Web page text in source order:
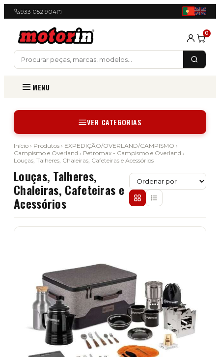
933 052 904(*)
0
MENU
VER CATEGORIAS
Início › Produtos › EXPEDIÇÃO/OVERLAND/CAMPISMO ›
Campismo e Overland › Petromax - Campismo e Overland ›
Louças, Talheres, Chaleiras, Cafeteiras e Acessórios
Louças, Talheres,
Chaleiras, Cafeteiras e
Acessórios